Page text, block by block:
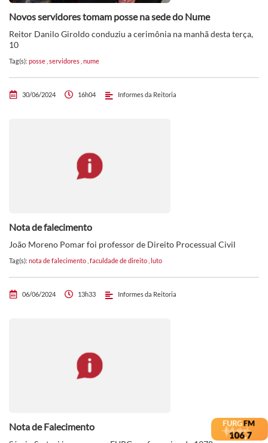
Novos servidores tomam posse na sede do Nume
Reitor Danilo Giroldo conduziu a cerimônia na manhã desta terça,
10
Tag(s): posse servidores nume
30/06/2024 16h04 Informes da Reitoria
Nota de falecimento
João Moreno Pomar foi professor de Direito Processual Civil
Tag(s): nota de falecimento faculdade de direito luto
06/06/2024 13h33 Informes da Reitoria
Nota de Falecimento